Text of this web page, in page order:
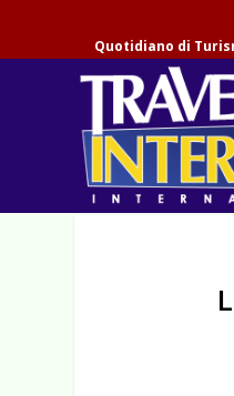
Quotidiano di